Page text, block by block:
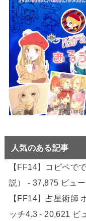
人気のある記事
【FF14】コピペで
説）
- 37,875 ビュー
【FF14】占星術師
ッチ4.3- 20,621 ビ